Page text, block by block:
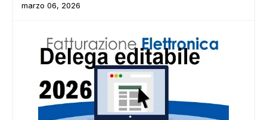
marzo 06, 2026